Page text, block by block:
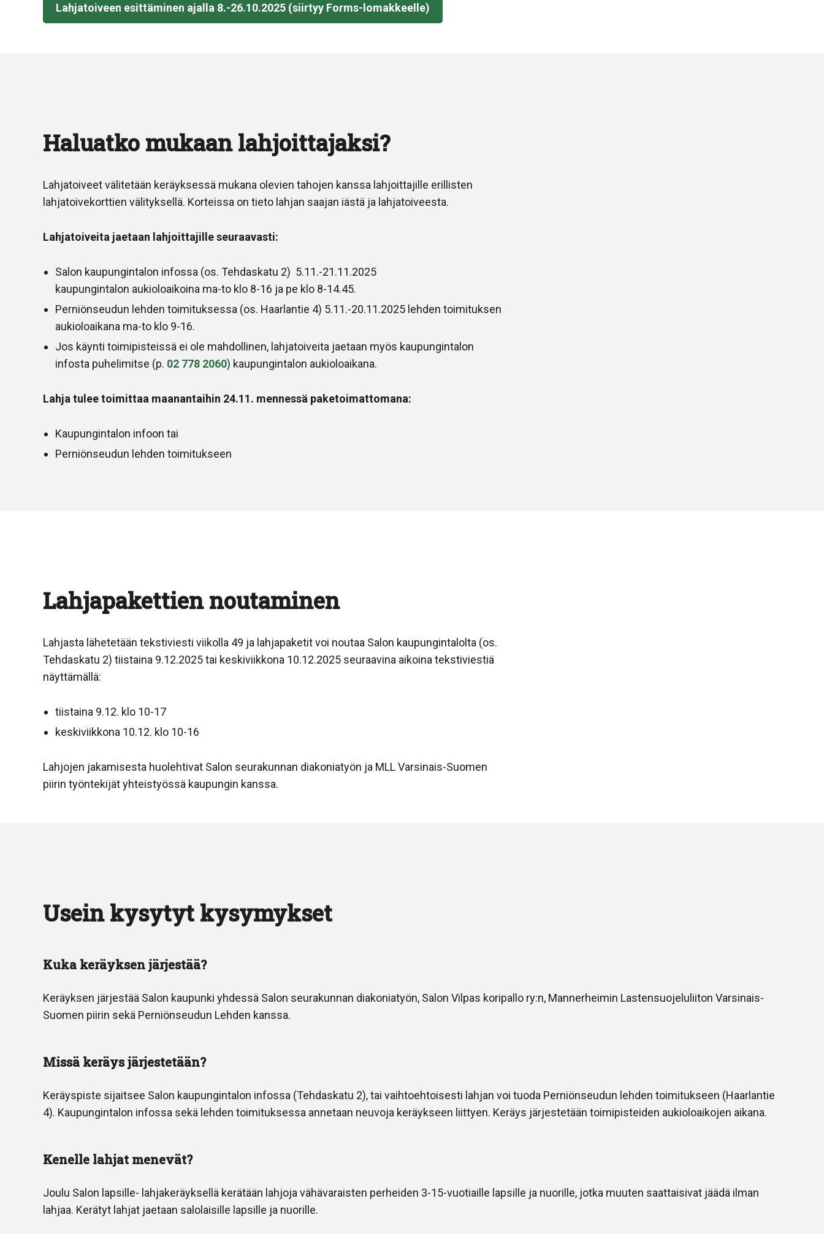
Lahjatoiveen esittäminen ajalla 8.-26.10.2025 (siirtyy Forms-lomakkeelle)
Haluatko mukaan lahjoittajaksi?
Lahjatoiveet välitetään keräyksessä mukana olevien tahojen kanssa lahjoittajille erillisten
lahjatoivekorttien välityksellä. Korteissa on tieto lahjan saajan iästä ja lahjatoiveesta.
Lahjatoiveita jaetaan lahjoittajille seuraavasti:
Salon kaupungintalon infossa (os. Tehdaskatu 2) 5.11.-21.11.2025
kaupungintalon aukioloaikoina ma-to klo 8-16 ja pe klo 8-14.45.
Perniönseudun lehden toimituksessa (os. Haarlantie 4) 5.11.-20.11.2025 lehden toimituksen
aukioloaikana ma-to klo 9-16.
Jos käynti toimipisteissä ei ole mahdollinen, lahjatoiveita jaetaan myös kaupungintalon
infosta puhelimitse (p. 02 778 2060) kaupungintalon aukioloaikana.
Lahja tulee toimittaa maanantaihin 24.11. mennessä paketoimattomana:
Kaupungintalon infoon tai
Perniönseudun lehden toimitukseen
Lahjapakettien noutaminen
Lahjasta lähetetään tekstiviesti viikolla 49 ja lahjapaketit voi noutaa Salon kaupungintalolta (os.
Tehdaskatu 2) tiistaina 9.12.2025 tai keskiviikkona 10.12.2025 seuraavina aikoina tekstiviestiä
näyttämällä:
tiistaina 9.12. klo 10-17
keskiviikkona 10.12. klo 10-16
Lahjojen jakamisesta huolehtivat Salon seurakunnan diakoniatyön ja MLL Varsinais-Suomen
piirin työntekijät yhteistyössä kaupungin kanssa.
Usein kysytyt kysymykset
Kuka keräyksen järjestää?
Keräyksen järjestää Salon kaupunki yhdessä Salon seurakunnan diakoniatyön, Salon Vilpas koripallo ry:n, Mannerheimin Lastensuojeluliiton Varsinais-
Suomen piirin sekä Perniönseudun Lehden kanssa.
Missä keräys järjestetään?
Keräyspiste sijaitsee Salon kaupungintalon infossa (Tehdaskatu 2), tai vaihtoehtoisesti lahjan voi tuoda Perniönseudun lehden toimitukseen (Haarlantie
4). Kaupungintalon infossa sekä lehden toimituksessa annetaan neuvoja keräykseen liittyen. Keräys järjestetään toimipisteiden aukioloaikojen aikana.
Kenelle lahjat menevät?
Joulu Salon lapsille- lahjakeräyksellä kerätään lahjoja vähävaraisten perheiden 3-15-vuotiaille lapsille ja nuorille, jotka muuten saattaisivat jäädä ilman
lahjaa. Kerätyt lahjat jaetaan salolaisille lapsille ja nuorille.